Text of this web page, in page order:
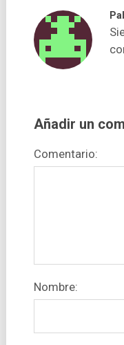
Añadir un
Comentario:
Nombre: